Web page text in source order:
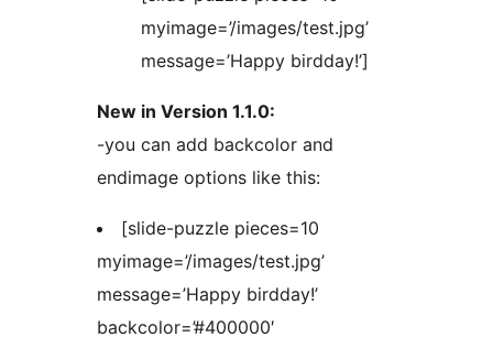
myimage=’/images/test.jpg’
message=’Happy birdday!’]
New in Version 1.1.0:
-you can add backcolor and
endimage options like this:
[slide-puzzle pieces=10
myimage=’/images/test.jpg’
message=’Happy birdday!’
backcolor=’#400000′